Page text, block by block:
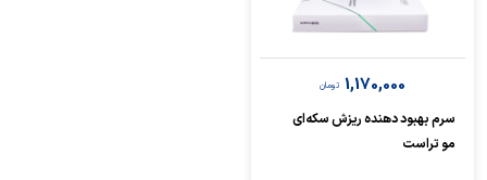
1,170,000 تومان
سرم بهبود دهنده ریزش سکه‌ای
مو تراست